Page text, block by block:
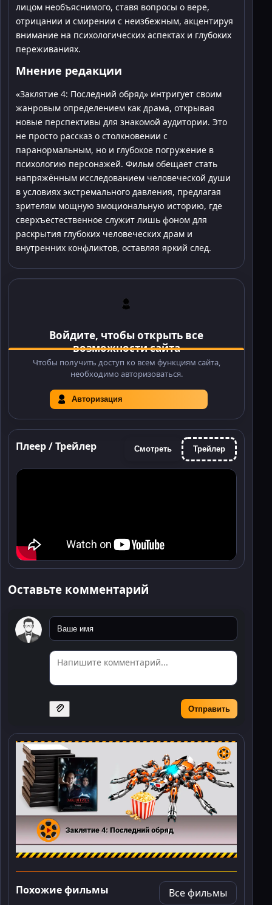
лицом необъяснимого, ставя вопросы о вере,
отрицании и смирении с неизбежным, акцентируя
внимание на психологических аспектах и глубоких
переживаниях.
Мнение редакции
«Заклятие 4: Последний обряд» интригует своим
жанровым определением как драма, открывая
новые перспективы для знакомой аудитории. Это
не просто рассказ о столкновении с
паранормальным, но и глубокое погружение в
психологию персонажей. Фильм обещает стать
напряжённым исследованием человеческой души
в условиях экстремального давления, предлагая
зрителям мощную эмоциональную историю, где
сверхъестественное служит лишь фоном для
раскрытия глубоких человеческих драм и
внутренних конфликтов, оставляя яркий след.
Войдите, чтобы открыть все
возможности сайта
Чтобы получить доступ ко всем функциям сайта,
необходимо авторизоваться.
Авторизация
Плеер / Трейлер Смотреть Трейлер
Оставьте комментарий
Отправить
Похожие фильмы Все фильмы